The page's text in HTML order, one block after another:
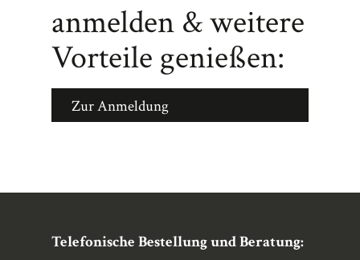
anmelden & weitere
Vorteile genießen:
Zur Anmeldung
Telefonische Bestellung und Beratung: